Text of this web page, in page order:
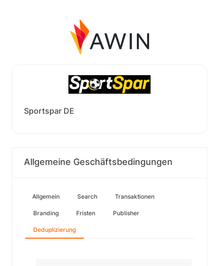
Sportspar DE
Allgemeine Geschäftsbedingungen
Allgemein Search Transaktionen
Branding Fristen Publisher
Deduplizierung